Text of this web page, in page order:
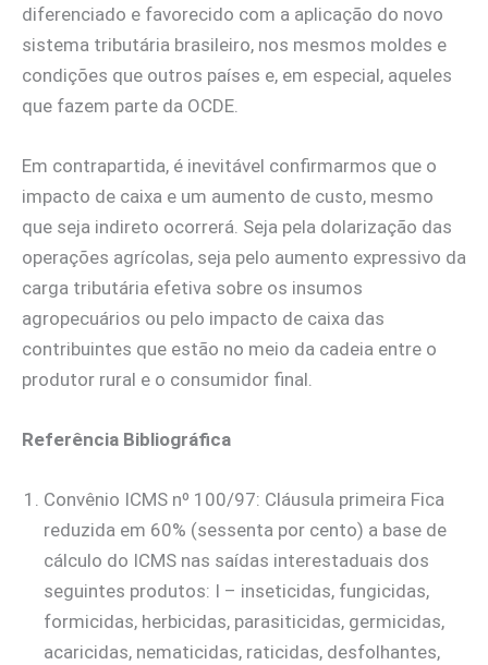
diferenciado e favorecido com a aplicação do novo
sistema tributária brasileiro, nos mesmos moldes e
condições que outros países e, em especial, aqueles
que fazem parte da OCDE.
Em contrapartida, é inevitável confirmarmos que o
impacto de caixa e um aumento de custo, mesmo
que seja indireto ocorrerá. Seja pela dolarização das
operações agrícolas, seja pelo aumento expressivo da
carga tributária efetiva sobre os insumos
agropecuários ou pelo impacto de caixa das
contribuintes que estão no meio da cadeia entre o
produtor rural e o consumidor final.
Referência Bibliográfica
Convênio ICMS nº 100/97: Cláusula primeira Fica
reduzida em 60% (sessenta por cento) a base de
cálculo do ICMS nas saídas interestaduais dos
seguintes produtos: I – inseticidas, fungicidas,
formicidas, herbicidas, parasiticidas, germicidas,
acaricidas, nematicidas, raticidas, desfolhantes,